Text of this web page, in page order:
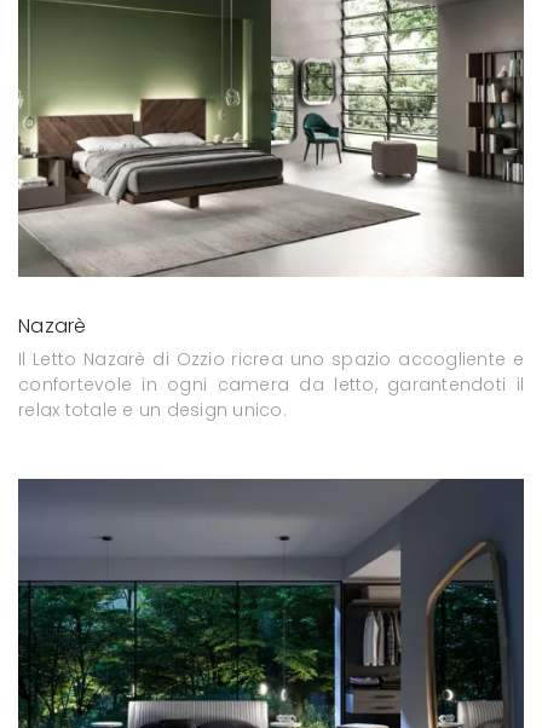
Nazarè
Il Letto Nazarè di Ozzio ricrea uno spazio accogliente e
confortevole in ogni camera da letto, garantendoti il
relax totale e un design unico.